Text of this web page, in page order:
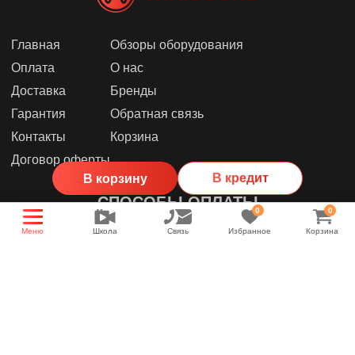
В корзину В кредит
Главная
Оплата
Доставка
Гарантия
Контакты
Договор оферты
Обзоры оборудования
О нас
Бренды
Обратная связь
Корзина
СПОСОБЫ ОПЛАТЫ
Меню Школа Связь
0
Избранное
0
Корзина